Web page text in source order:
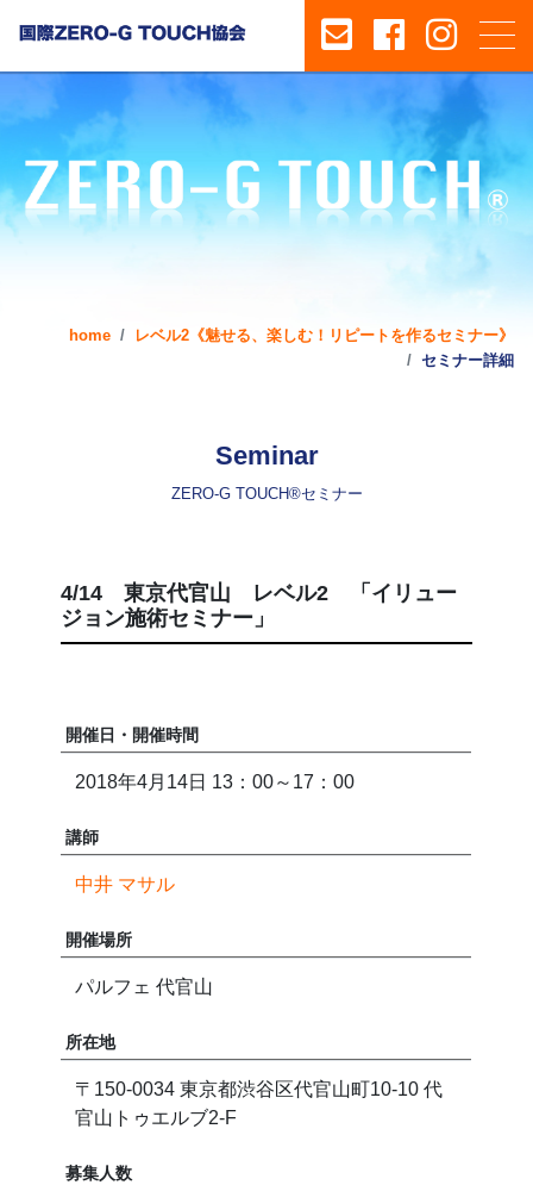
home
レベル2《魅せる、楽しむ！リピートを作るセミナー》
セミナー詳細
Seminar
ZERO-G TOUCH®セミナー
4/14 東京代官山 レベル2 「イリュー
ジョン施術セミナー」
開催日・開催時間
2018年4月14日 13：00～17：00
講師
中井 マサル
開催場所
パルフェ 代官山
所在地
〒150-0034 東京都渋谷区代官山町10-10 代
官山トゥエルブ2-F
募集人数